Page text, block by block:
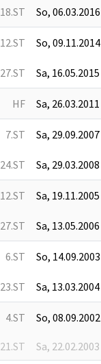
18.ST So, 06.03.2016
12.ST So, 09.11.2014
27.ST Sa, 16.05.2015
HF Sa, 26.03.2011
7.ST Sa, 29.09.2007
24.ST Sa, 29.03.2008
12.ST Sa, 19.11.2005
27.ST Sa, 13.05.2006
6.ST So, 14.09.2003
23.ST Sa, 13.03.2004
4.ST So, 08.09.2002
21.ST Sa, 22.02.2003